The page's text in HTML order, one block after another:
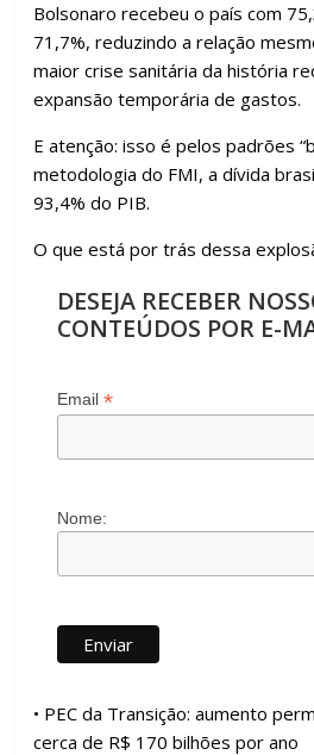
Bolsonaro recebeu o país com
71,7%, reduzindo a relação
maior crise sanitária da história
expansão temporária de gastos.
E atenção: isso é pelos padrões
metodologia do FMI, a dívida
93,4% do PIB.
O que está por trás dessa
DESEJA RECEBER
CONTEÚDOS POR E-
Email*
Nome:
• PEC da Transição: aumento
cerca de R$ 170 bilhões por ano